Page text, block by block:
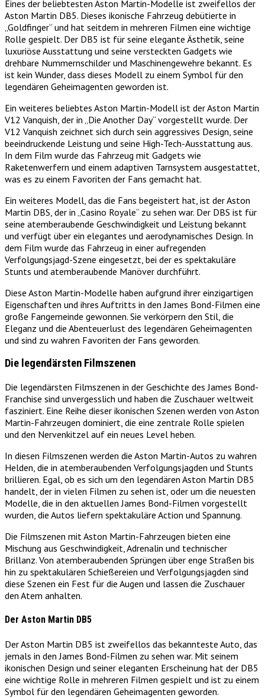
Eines der beliebtesten Aston Martin-Modelle ist zweifellos der
Aston Martin DB5. Dieses ikonische Fahrzeug debütierte in
„Goldfinger“ und hat seitdem in mehreren Filmen eine wichtige
Rolle gespielt. Der DB5 ist für seine elegante Ästhetik, seine
luxuriöse Ausstattung und seine versteckten Gadgets wie
drehbare Nummernschilder und Maschinengewehre bekannt. Es
ist kein Wunder, dass dieses Modell zu einem Symbol für den
legendären Geheimagenten geworden ist.
Ein weiteres beliebtes Aston Martin-Modell ist der Aston Martin
V12 Vanquish, der in „Die Another Day“ vorgestellt wurde. Der
V12 Vanquish zeichnet sich durch sein aggressives Design, seine
beeindruckende Leistung und seine High-Tech-Ausstattung aus.
In dem Film wurde das Fahrzeug mit Gadgets wie
Raketenwerfern und einem adaptiven Tarnsystem ausgestattet,
was es zu einem Favoriten der Fans gemacht hat.
Ein weiteres Modell, das die Fans begeistert hat, ist der Aston
Martin DBS, der in „Casino Royale“ zu sehen war. Der DBS ist für
seine atemberaubende Geschwindigkeit und Leistung bekannt
und verfügt über ein elegantes und aerodynamisches Design. In
dem Film wurde das Fahrzeug in einer aufregenden
Verfolgungsjagd-Szene eingesetzt, bei der es spektakuläre
Stunts und atemberaubende Manöver durchführt.
Diese Aston Martin-Modelle haben aufgrund ihrer einzigartigen
Eigenschaften und ihres Auftritts in den James Bond-Filmen eine
große Fangemeinde gewonnen. Sie verkörpern den Stil, die
Eleganz und die Abenteuerlust des legendären Geheimagenten
und sind zu wahren Favoriten der Fans geworden.
Die legendärsten Filmszenen
Die legendärsten Filmszenen in der Geschichte des James Bond-
Franchise sind unvergesslich und haben die Zuschauer weltweit
fasziniert. Eine Reihe dieser ikonischen Szenen werden von Aston
Martin-Fahrzeugen dominiert, die eine zentrale Rolle spielen
und den Nervenkitzel auf ein neues Level heben.
In diesen Filmszenen werden die Aston Martin-Autos zu wahren
Helden, die in atemberaubenden Verfolgungsjagden und Stunts
brillieren. Egal, ob es sich um den legendären Aston Martin DB5
handelt, der in vielen Filmen zu sehen ist, oder um die neuesten
Modelle, die in den aktuellen James Bond-Filmen vorgestellt
wurden, die Autos liefern spektakuläre Action und Spannung.
Die Filmszenen mit Aston Martin-Fahrzeugen bieten eine
Mischung aus Geschwindigkeit, Adrenalin und technischer
Brillanz. Von atemberaubenden Sprüngen über enge Straßen bis
hin zu spektakulären Schießereien und Verfolgungsjagden sind
diese Szenen ein Fest für die Augen und lassen die Zuschauer
den Atem anhalten.
Der Aston Martin DB5
Der Aston Martin DB5 ist zweifellos das bekannteste Auto, das
jemals in den James Bond-Filmen zu sehen war. Mit seinem
ikonischen Design und seiner eleganten Erscheinung hat der DB5
eine wichtige Rolle in mehreren Filmen gespielt und ist zu einem
Symbol für den legendären Geheimagenten geworden.